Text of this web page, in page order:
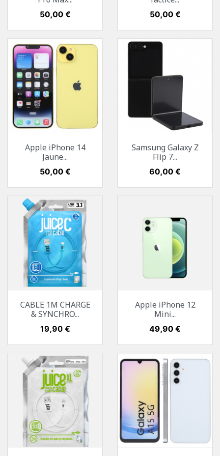
Prix
50,00 € Prix
50,00 €
Apple iPhone 14
Jaune...
Prix
50,00 €
Samsung Galaxy Z
Flip 7...
Prix
60,00 €
CABLE 1M CHARGE
& SYNCHRO...
Prix
19,90 €
Apple iPhone 12
Mini...
Prix
49,90 €